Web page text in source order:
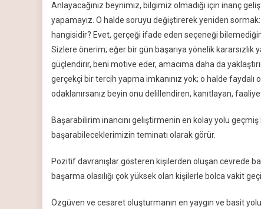
Anlayacağınız beynimiz, bilgimiz olmadığı için inanç
yapamayız. O halde soruyu değiştirerek yeniden
hangisidir? Evet, gerçeği ifade eden seçeneği
Sizlere önerim; eğer bir gün başarıya yönelik kararsızlık
güçlendirir, beni motive eder, amacıma daha da
gerçekçi bir tercih yapma imkanınız yok; o halde faydalı
odaklanırsanız beyin onu delillendiren, kanıtlayan,
Başarabilirim inancını geliştirmenin en kolay yolu geçmiş
başarabileceklerimizin teminatı olarak görür.
Pozitif davranışlar gösteren kişilerden oluşan cevrede
başarma olasılığı çok yüksek olan kişilerle bolca vakit
Özgüven ve cesaret oluşturmanın en yaygın ve basit